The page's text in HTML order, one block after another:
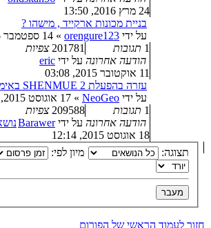
24 מרץ 2016, 13:50
בניית מכונות ארקייד , מישהו ?
על ידי orengure123
» 14 ספטמבר 2015, 15:30
1 תגובות 201781 צפיות
הודעה אחרונה על ידי eric
11 אוקטובר 2015, 03:08
עזרה בהפעלת SHENMUE 2 באימולטור
על ידי NeoGeo
» 17 אוגוסט 2015, 20:03
1 תגובות 209588 צפיות
הודעה אחרונה על ידיBarawer
18 אוגוסט 2015, 12:14
תצוגה: מיון לפי:
חזור לעמוד הראשי של הפורום